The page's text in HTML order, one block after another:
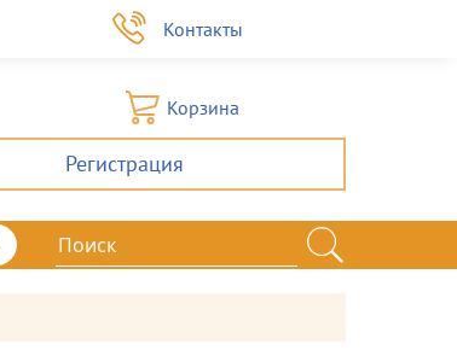
Контакты
Корзина
Регистрация